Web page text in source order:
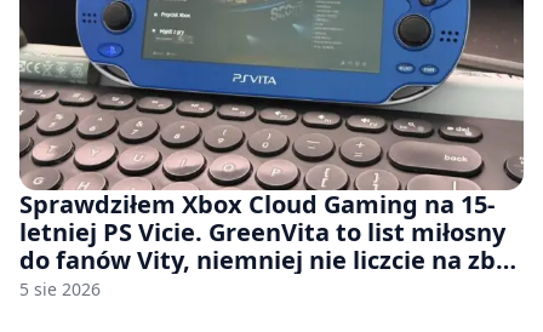
Sprawdziłem Xbox Cloud Gaming na 15-
letniej PS Vicie. GreenVita to list miłosny
do fanów Vity, niemniej nie liczcie na zbyt
wiele [FELIETON]
5 sie 2026